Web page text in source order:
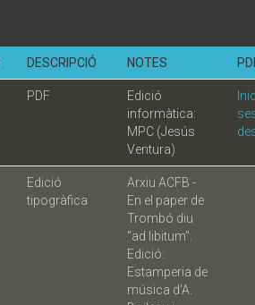
DESCRIPCIÓ NOTES
PDF
Edició
informàtica:
MPC (Jesús
Ventura)
Edició
tipogràfica
Arxiu ACFB -
En el paper de
Trombó diu
"ad libitum".
Edició:
Estamperia de
música d'A.